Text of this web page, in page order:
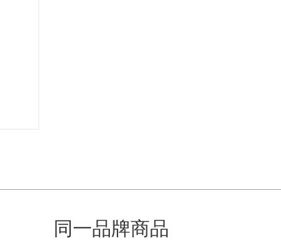
同一品牌商品